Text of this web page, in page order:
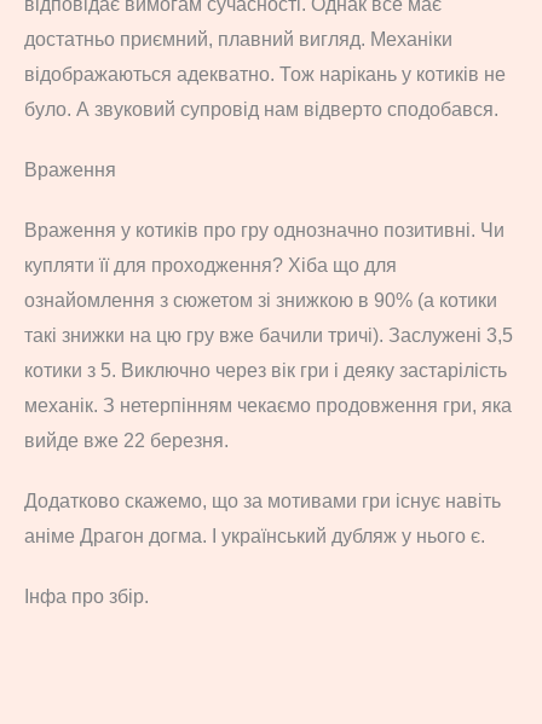
відповідає вимогам сучасності. Однак все має
достатньо приємний, плавний вигляд. Механіки
відображаються адекватно. Тож нарікань у котиків не
було. А звуковий супровід нам відверто сподобався.
Враження
Враження у котиків про гру однозначно позитивні. Чи
купляти її для проходження? Хіба що для
ознайомлення з сюжетом зі знижкою в 90% (а котики
такі знижки на цю гру вже бачили тричі). Заслужені 3,5
котики з 5. Виключно через вік гри і деяку застарілість
механік. З нетерпінням чекаємо продовження гри, яка
вийде вже 22 березня.
Додатково скажемо, що за мотивами гри існує навіть
аніме Драгон догма. І український дубляж у нього є.
Інфа про збір.